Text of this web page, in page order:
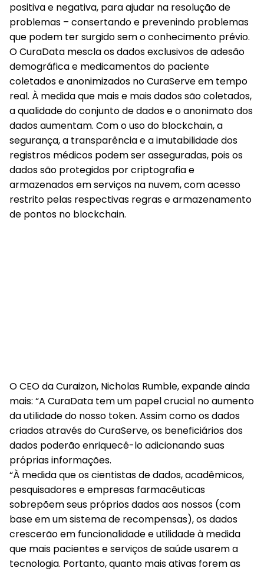
positiva e negativa, para ajudar na resolução de
problemas – consertando e prevenindo problemas
que podem ter surgido sem o conhecimento prévio.
O CuraData mescla os dados exclusivos de adesão
demográfica e medicamentos do paciente
coletados e anonimizados no CuraServe em tempo
real. À medida que mais e mais dados são coletados,
a qualidade do conjunto de dados e o anonimato dos
dados aumentam. Com o uso do blockchain, a
segurança, a transparência e a imutabilidade dos
registros médicos podem ser asseguradas, pois os
dados são protegidos por criptografia e
armazenados em serviços na nuvem, com acesso
restrito pelas respectivas regras e armazenamento
de pontos no blockchain.
O CEO da Curaizon, Nicholas Rumble, expande ainda
mais: “A CuraData tem um papel crucial no aumento
da utilidade do nosso token. Assim como os dados
criados através do CuraServe, os beneficiários dos
dados poderão enriquecê-lo adicionando suas
próprias informações.
“À medida que os cientistas de dados, acadêmicos,
pesquisadores e empresas farmacêuticas
sobrepõem seus próprios dados aos nossos (com
base em um sistema de recompensas), os dados
crescerão em funcionalidade e utilidade à medida
que mais pacientes e serviços de saúde usarem a
tecnologia. Portanto, quanto mais ativas forem as